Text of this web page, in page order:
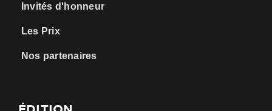
Invités d'honneur
Les Prix
Nos partenaires